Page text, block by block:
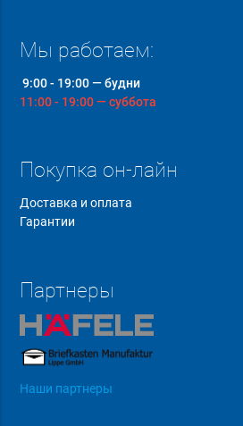
Мы работаем:
9:00 - 19:00 — будни
11:00 - 19:00 — суббота
Покупка он-лайн
Доставка и оплата
Гарантии
Партнеры
Наши партнеры